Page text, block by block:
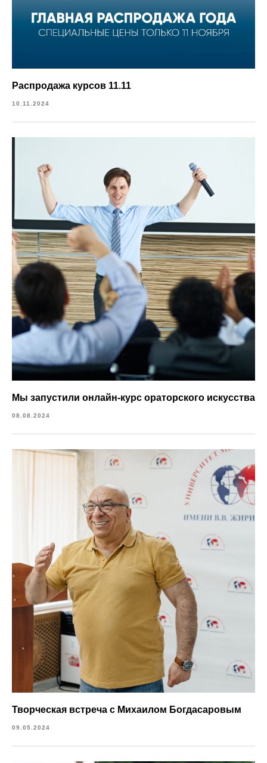
Распродажа курсов 11.11
10.11.2024
Мы запустили онлайн-курс ораторского искусства
08.08.2024
Творческая встреча с Михаилом Богдасаровым
09.05.2024